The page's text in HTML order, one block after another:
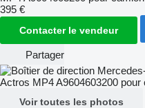
395 €
Contacter le vendeur
Partager
Voir toutes les photos